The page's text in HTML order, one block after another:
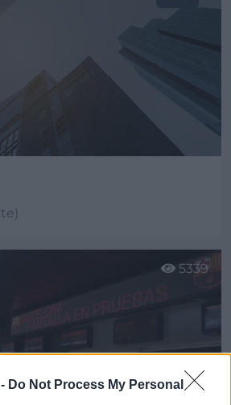
Do Not Process My Personal
5339